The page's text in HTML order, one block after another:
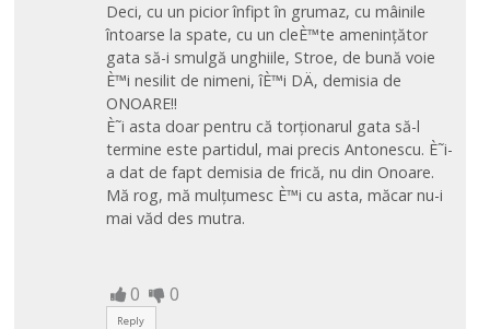
Deci, cu un picior înfipt în grumaz, cu mâinile
întoarse la spate, cu un cleÈ™te amenințător
gata să-i smulgă unghiile, Stroe, de bună voie
È™i nesilit de nimeni, îÈ™i DÄ‚ demisia de
ONOARE!!
È˜i asta doar pentru că torționarul gata să-l
termine este partidul, mai precis Antonescu. È˜i-
a dat de fapt demisia de frică, nu din Onoare.
Mă rog, mă mulțumesc È™i cu asta, măcar nu-i
mai văd des mutra.
0 0
Reply